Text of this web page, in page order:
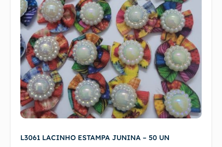
L3061 LACINHO ESTAMPA JUNINA – 50 UN